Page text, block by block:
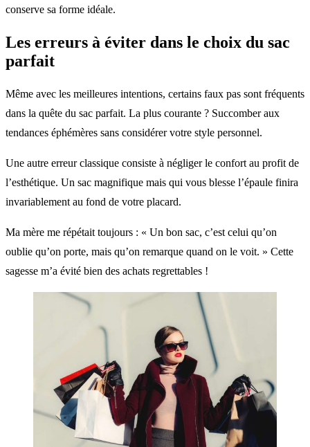
conserve sa forme idéale.
Les erreurs à éviter dans le choix du sac
parfait
Même avec les meilleures intentions, certains faux pas sont fréquents
dans la quête du sac parfait. La plus courante ? Succomber aux
tendances éphémères sans considérer votre style personnel.
Une autre erreur classique consiste à négliger le confort au profit de
l’esthétique. Un sac magnifique mais qui vous blesse l’épaule finira
invariablement au fond de votre placard.
Ma mère me répétait toujours : « Un bon sac, c’est celui qu’on
oublie qu’on porte, mais qu’on remarque quand on le voit. » Cette
sagesse m’a évité bien des achats regrettables !